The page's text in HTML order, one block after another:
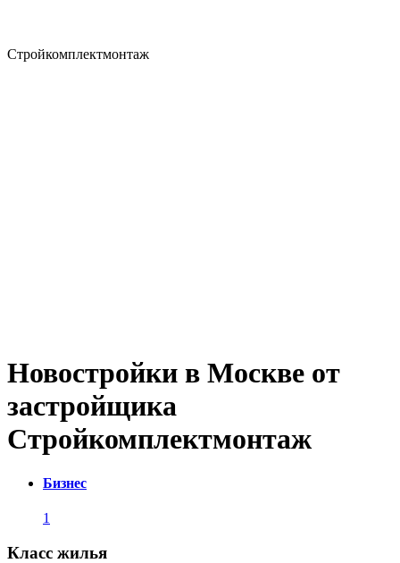
Стройкомплектмонтаж
Новостройки в Москве от
застройщика
Стройкомплектмонтаж
Бизнес
1
Класс жилья